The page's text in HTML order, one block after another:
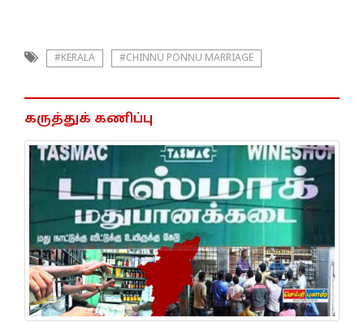
#KERALA #CHINNU PONNU MARRIAGE
கருத்துக் கணிப்பு